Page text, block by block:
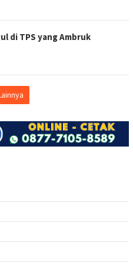
di TPS yang Ambruk